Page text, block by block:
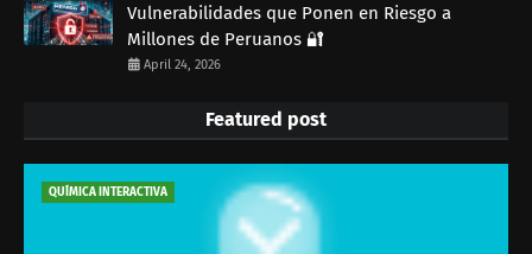
Vulnerabilidades que Ponen en Riesgo a
Millones de Peruanos 🔐
April 24, 2026
Featured post
QUÍMICA INTERACTIVA